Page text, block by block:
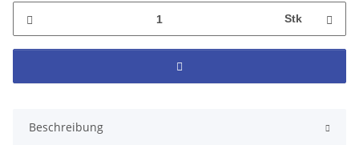
Stk
Beschreibung